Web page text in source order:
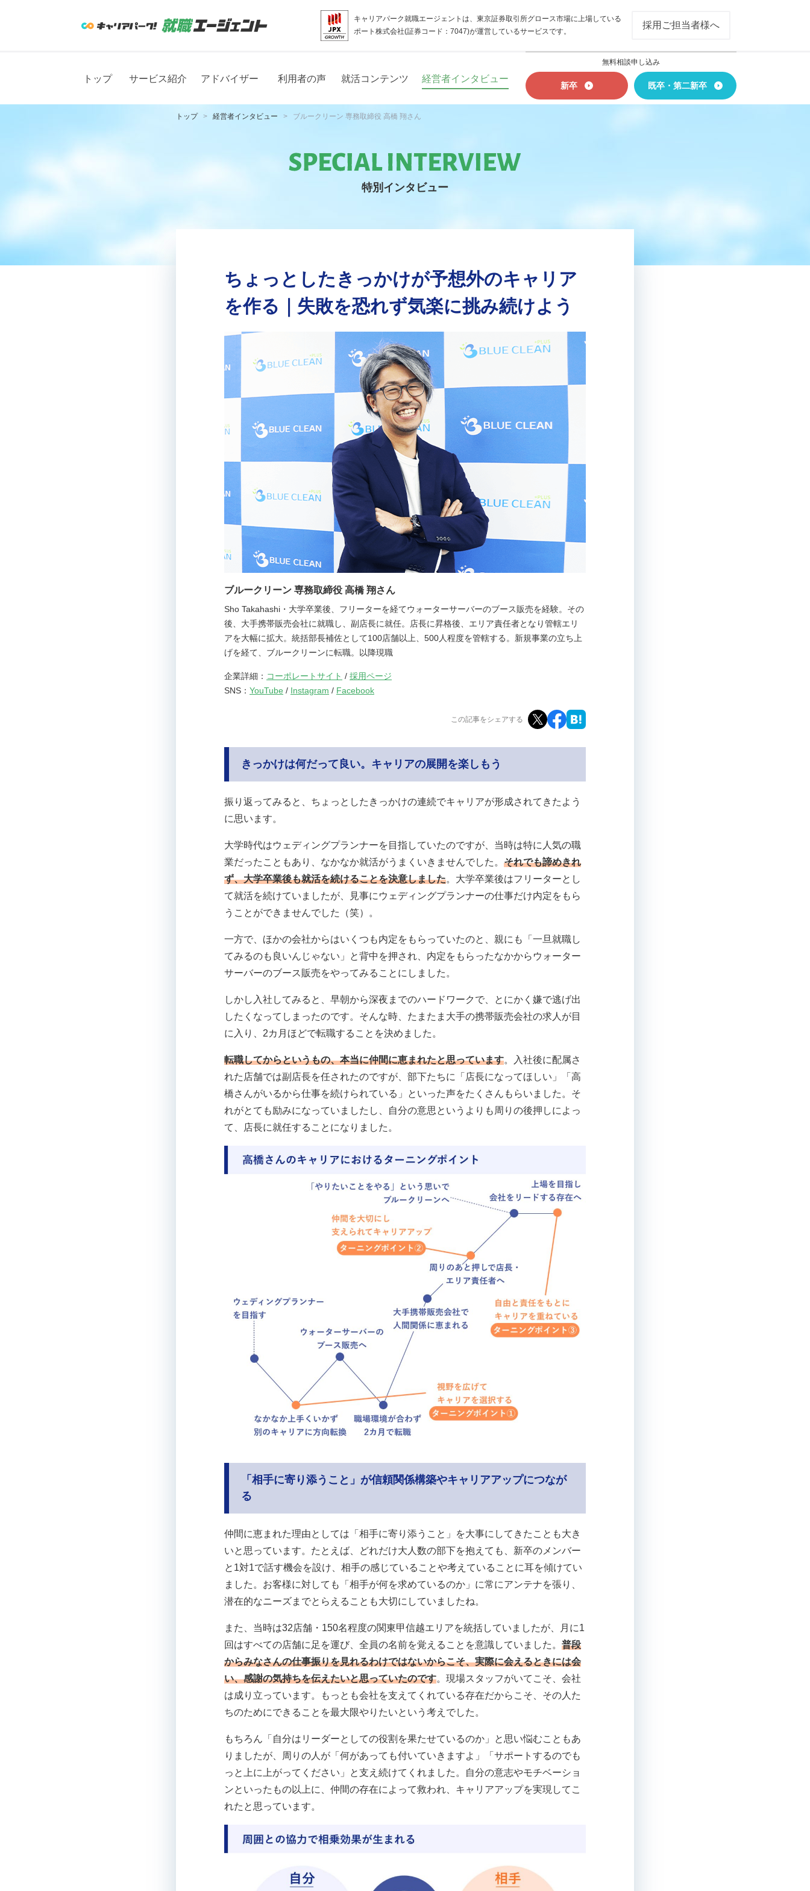
キャリアパーク就職エージェントは、東京証券取引所グロース市場に上場している
ポート株式会社(証券コード：7047)が運営しているサービスです。
採用ご担当者様へ
トップ サービス紹介 アドバイザー 利用者の声 就活コンテンツ 経営者インタビュー
無料相談申し込み
新卒 既卒・第二新卒
トップ 経営者インタビュー ブルークリーン 専務取締役 高橋 翔さん
特別インタビュー
ちょっとしたきっかけが予想外のキャリア
を作る｜失敗を恐れず気楽に挑み続けよう
ブルークリーン 専務取締役 高橋 翔さん
Sho Takahashi・大学卒業後、フリーターを経てウォーターサーバーのブース販売を経験。その
後、大手携帯販売会社に就職し、副店長に就任。店長に昇格後、エリア責任者となり管轄エリ
アを大幅に拡大。統括部長補佐として100店舗以上、500人程度を管轄する。新規事業の立ち上
げを経て、ブルークリーンに転職。以降現職
企業詳細： コーポレートサイト / 採用ページ
SNS： YouTube / Instagram / Facebook
この記事をシェアする
きっかけは何だって良い。キャリアの展開を楽しもう
振り返ってみると、ちょっとしたきっかけの連続でキャリアが形成されてきたよう
に思います。
大学時代はウェディングプランナーを目指していたのですが、当時は特に人気の職
業だったこともあり、なかなか就活がうまくいきませんでした。 それでも諦めきれ
ず、大学卒業後も就活を続けることを決意しました。大学卒業後はフリーターとし
て就活を続けていましたが、見事にウェディングプランナーの仕事だけ内定をもら
うことができませんでした（笑）。
一方で、ほかの会社からはいくつも内定をもらっていたのと、親にも「一旦就職し
てみるのも良いんじゃない」と背中を押され、内定をもらったなかからウォーター
サーバーのブース販売をやってみることにしました。
しかし入社してみると、早朝から深夜までのハードワークで、とにかく嫌で逃げ出
したくなってしまったのです。そんな時、たまたま大手の携帯販売会社の求人が目
に入り、2カ月ほどで転職することを決めました。
転職してからというもの、本当に仲間に恵まれたと思っています。入社後に配属さ
れた店舗では副店長を任されたのですが、部下たちに「店長になってほしい」「高
橋さんがいるから仕事を続けられている」といった声をたくさんもらいました。そ
れがとても励みになっていましたし、自分の意思というよりも周りの後押しによっ
て、店長に就任することになりました。
「相手に寄り添うこと」が信頼関係構築やキャリアアップにつなが
る
仲間に恵まれた理由としては「相手に寄り添うこと」を大事にしてきたことも大き
いと思っています。たとえば、どれだけ大人数の部下を抱えても、新卒のメンバー
と1対1で話す機会を設け、相手の感じていることや考えていることに耳を傾けてい
ました。お客様に対しても「相手が何を求めているのか」に常にアンテナを張り、
潜在的なニーズまでとらえることも大切にしていましたね。
また、当時は32店舗・150名程度の関東甲信越エリアを統括していましたが、月に1
回はすべての店舗に足を運び、全員の名前を覚えることを意識していました。 普段
からみなさんの仕事振りを見れるわけではないからこそ、実際に会えるときには会
い、感謝の気持ちを伝えたいと思っていたのです。現場スタッフがいてこそ、会社
は成り立っています。もっとも会社を支えてくれている存在だからこそ、その人た
ちのためにできることを最大限やりたいという考えでした。
もちろん「自分はリーダーとしての役割を果たせているのか」と思い悩むこともあ
りましたが、周りの人が「何があっても付いていきますよ」「サポートするのでも
っと上に上がってください」と支え続けてくれました。自分の意志やモチベーショ
ンといったもの以上に、仲間の存在によって救われ、キャリアアップを実現してこ
れたと思っています。